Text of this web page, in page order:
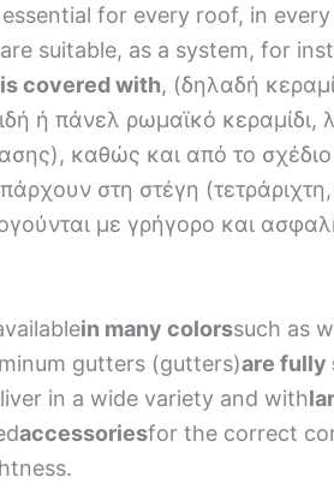
for every roof, in
suitable, as a system, for
covered with, (δηλαδή
ή πάνελ ρωμαϊκό κεραμίδι,
καθώς και από το
στη στέγη (τετράριχτη,
με γρήγορο και
in many colorssuch as
gutters (gutters)are fully
in a wide variety and with
accessoriesfor the correct